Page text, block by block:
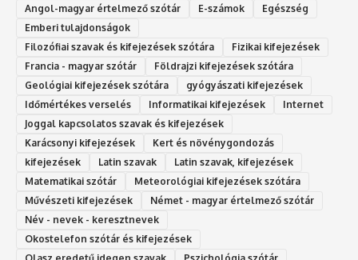
Angol-magyar értelmező szótár E-számok
Egészség
Emberi tulajdonságok
Filozófiai szavak és kifejezések szótára
Fizikai kifejezések
Francia - magyar szótár
Földrajzi kifejezések szótára
Geológiai kifejezések szótára
gyógyászati kifejezések
Időmértékes verselés
Informatikai kifejezések
Internet
Joggal kapcsolatos szavak és kifejezések
Karácsonyi kifejezések
Kert és növénygondozás
kifejezések
Latin szavak
Latin szavak, kifejezések
Matematikai szótár
Meteorológiai kifejezések szótára
Művészeti kifejezések
Német - magyar értelmező szótár
Név - nevek - keresztnevek
Okostelefon szótár és kifejezések